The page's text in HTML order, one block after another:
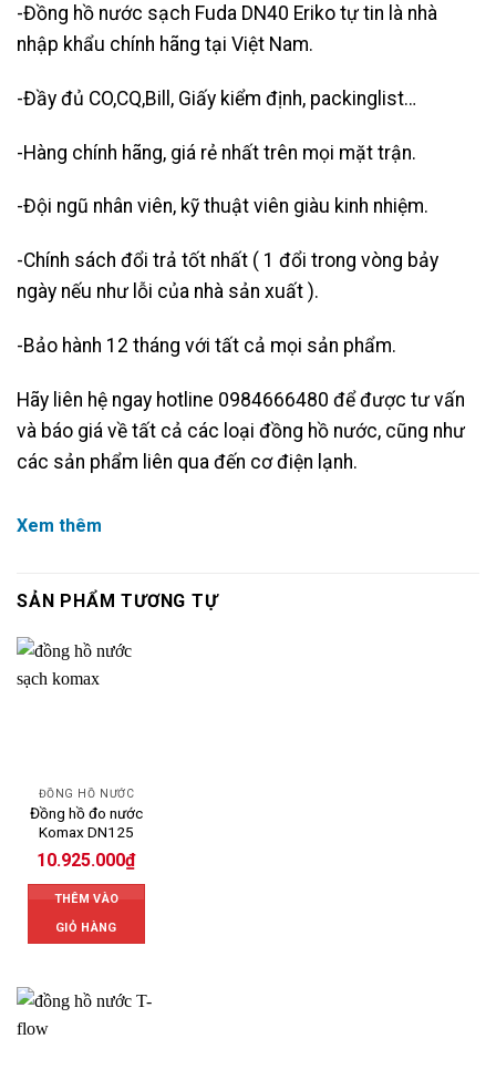
-Đồng hồ nước sạch Fuda DN40 Eriko tự tin là nhà
nhập khẩu chính hãng tại Việt Nam.
-Đầy đủ CO,CQ,Bill, Giấy kiểm định, packinglist…
-Hàng chính hãng, giá rẻ nhất trên mọi mặt trận.
-Đội ngũ nhân viên, kỹ thuật viên giàu kinh nhiệm.
-Chính sách đổi trả tốt nhất ( 1 đổi trong vòng bảy
ngày nếu như lỗi của nhà sản xuất ).
-Bảo hành 12 tháng với tất cả mọi sản phẩm.
Hãy liên hệ ngay hotline 0984666480 để được tư vấn
và báo giá về tất cả các loại đồng hồ nước, cũng như
các sản phẩm liên qua đến cơ điện lạnh.
Xem thêm
SẢN PHẨM TƯƠNG TỰ
ĐỒNG HỒ NƯỚC
Đồng hồ đo nước
Komax DN125
10.925.000₫
THÊM VÀO
GIỎ HÀNG